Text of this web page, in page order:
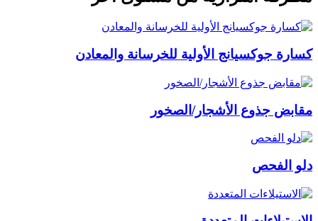
كسارة جوكسيانج الأولية للخرسانة والمعادن
مقابض جذوع الأشجار/الصخور
دلو الفحص